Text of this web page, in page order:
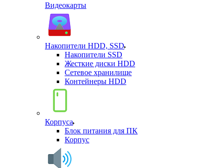
Видеокарты
Накопители HDD, SSD
Накопители SSD
Жесткие диски HDD
Сетевое хранилище
Контейнеры HDD
Корпуса
Блок питания для ПК
Корпус